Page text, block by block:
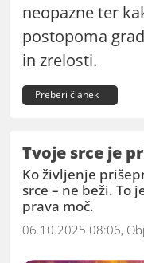
neopazne ter
postopoma
in zrelosti.
Preberi članek
Tvoje srce je
Ko življenje
srce – ne beži. To
prava moč.
06.10.2025 08:06,